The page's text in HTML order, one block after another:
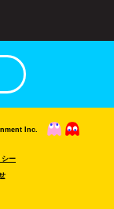
Inc.
シー